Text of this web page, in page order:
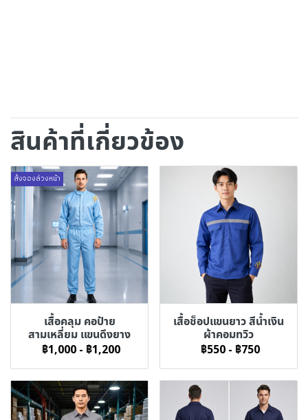
สินค้าที่เกี่ยวข้อง
สั่งจองล่วงหน้า
เสื้อคลุม คอป้าย
สามเหลี่ยม แขนดึงยาง
฿1,000 - ฿1,200
เสื้อช็อปแขนยาว สีน้ำเงิน
ผ้าคอมทวิว
฿550 - ฿750